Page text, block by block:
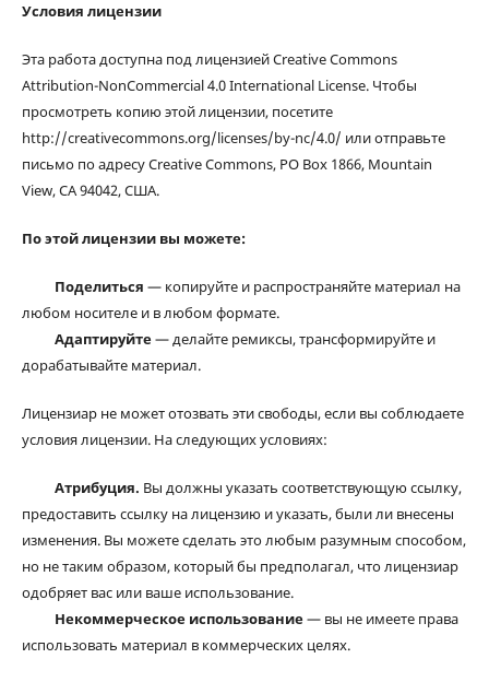
Условия лицензии
Эта работа доступна под лицензией Creative Commons
Attribution-NonCommercial 4.0 International License. Чтобы
просмотреть копию этой лицензии, посетите
http://creativecommons.org/licenses/by-nc/4.0/ или отправьте
письмо по адресу Creative Commons, PO Box 1866, Mountain
View, CA 94042, США.
По этой лицензии вы можете:
Поделиться — копируйте и распространяйте материал на
любом носителе и в любом формате.
Адаптируйте— делайте ремиксы, трансформируйте и
дорабатывайте материал.
Лицензиар не может отозвать эти свободы, если вы соблюдаете
условия лицензии. На следующих условиях:
Атрибуция. Вы должны указать соответствующую ссылку,
предоставить ссылку на лицензию и указать, были ли внесены
изменения. Вы можете сделать это любым разумным способом,
но не таким образом, который бы предполагал, что лицензиар
одобряет вас или ваше использование.
Некоммерческое использование— вы не имеете права
использовать материал в коммерческих целях.